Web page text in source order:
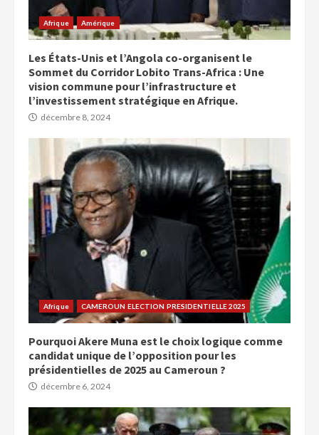
Afrique Amérique
Les États-Unis et l’Angola co-organisent le
Sommet du Corridor Lobito Trans-Africa : Une
vision commune pour l’infrastructure et
l’investissement stratégique en Afrique.
décembre 8, 2024
Afrique CAMEROUN ELECTION PRESIDENTIELLE 2025
Pourquoi Akere Muna est le choix logique comme
candidat unique de l’opposition pour les
présidentielles de 2025 au Cameroun ?
décembre 6, 2024